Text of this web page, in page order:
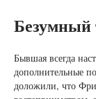
Безумный
Бывшая всегда
дополнительные
доложили, что